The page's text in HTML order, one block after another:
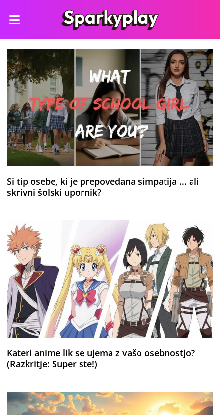
Si tip osebe, ki je prepovedana simpatija … ali
skrivni šolski upornik?
Kateri anime lik se ujema z vašo osebnostjo?
(Razkritje: Super ste!)